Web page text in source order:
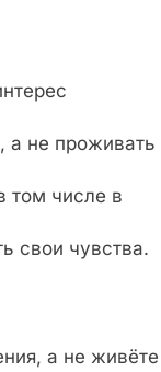
а не проживать
том числе в
свои чувства.
а не живёте